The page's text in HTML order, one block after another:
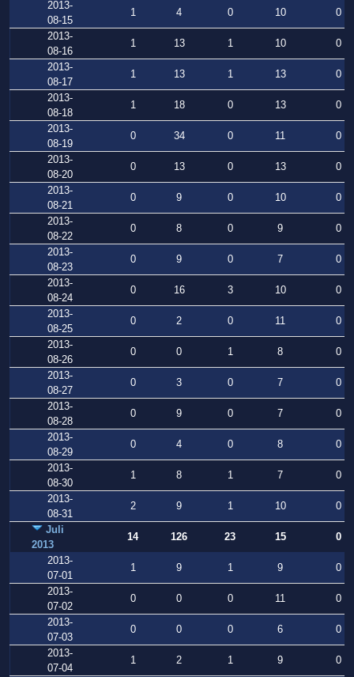
2013-
08-15
1 4 0 10
0
2013-
08-16
1 13 1 10
0
2013-
08-17
1 13 1 13
0
2013-
08-18
1 18 0 13
0
2013-
08-19
0 34 0 11
0
2013-
08-20
0 13 0 13
0
2013-
08-21
0 9 0 10
0
2013-
08-22
0 8 0 9
0
2013-
08-23
0 9 0 7
0
2013-
08-24
0 16 3 10
0
2013-
08-25
0 2 0 11
0
2013-
08-26
0 0 1 8
0
2013-
08-27
0 3 0 7
0
2013-
08-28
0 9 0 7
0
2013-
08-29
0 4 0 8
0
2013-
08-30
1 8 1 7
0
2013-
08-31
2 9 1 10
0
Juli
2013
14 126 23 15
0
2013-
07-01
1 9 1 9
0
2013-
07-02
0 0 0 11
0
2013-
07-03
0 0 0 6
0
2013-
07-04
1 2 1 9
0